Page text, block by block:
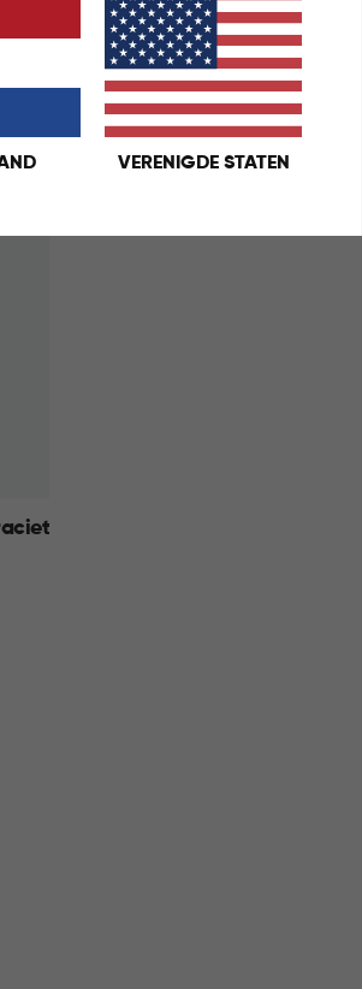
VERENIGDE STATEN
Antraciet
Wit Taupe
22,95
€ 22,95
IN
WINKELMAND